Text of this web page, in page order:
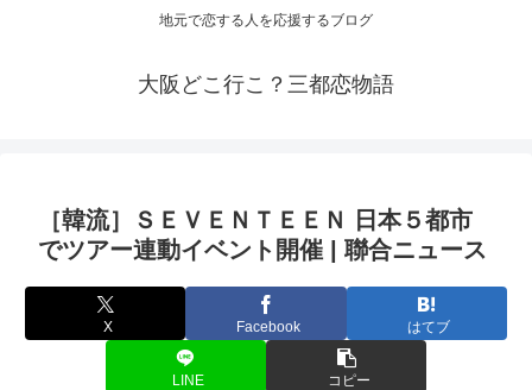
地元で恋する人を応援するブログ
大阪どこ行こ？三都恋物語
［韓流］ＳＥＶＥＮＴＥＥＮ 日本５都市
でツアー連動イベント 開催 | 聯合ニュース
X Facebook はてブ
LINE コピー